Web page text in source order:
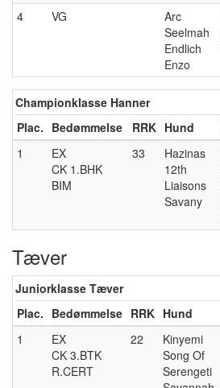
4 VG
Arc
Seelmah
Endlich
Enzo
Championklasse Hanner
Plac. Bedømmelse RRK Hund
1
EX
CK 1.BHK
BIM
33
Hazinas
12th
Liaisons
Savany
Tæver
Juniorklasse Tæver
Plac. Bedømmelse RRK Hund
1
EX
CK 3.BTK
R.CERT
22
Kinyemi
Song Of
Serengeti